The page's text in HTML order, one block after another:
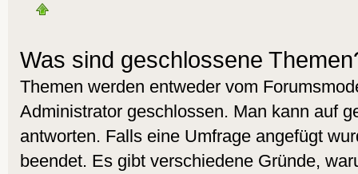
Was sind geschlossene
Themen werden entweder vom
Administrator geschlossen. Man kann auf
antworten. Falls eine Umfrage angefügt
beendet. Es gibt verschiedene Gründe,